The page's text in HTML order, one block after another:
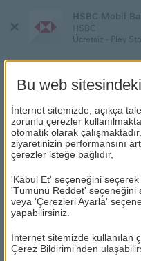
Menüyü
HSBC Mobil
HSBC
Ücretsiz - Play
KREDİ
HSBC Kartlar ve Krediler
Bireysel Kredi
Kredi Hesaplama Aracı ile
hesaplayabilirsiniz. Kredi
tıklayın.
Bu web
İnternet sitemizde, açıkça
zorunlu çerezler
otomatik olarak
ziyaretinizin performansını
çerezler isteğe bağlıdır,
'Kabul Et' seçeneğini
'Tümünü Reddet' seçeneğini
veya 'Çerezleri Ayarla'
yapabilirsiniz.
İnternet sitemizde kullanılan
Çerez Bildirimi’nden